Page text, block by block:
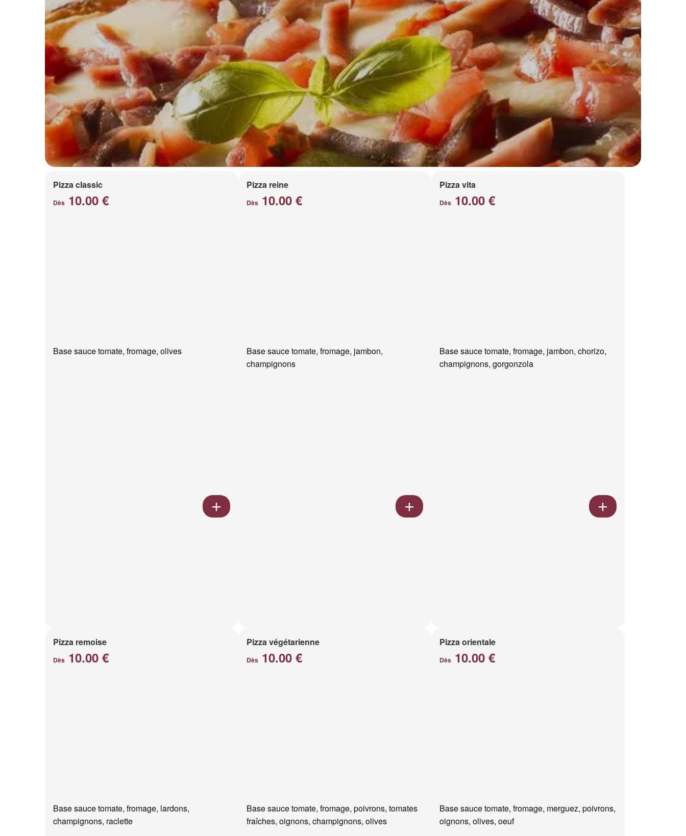
Pizza classic
Dès 10.00 €
Base sauce tomate, fromage, olives
Pizza reine
Dès10.00 €
Base sauce tomate, fromage, jambon,
champignons
Pizza vita
Dès 10.00 €
Base sauce tomate, fromage, jambon, chorizo,
champignons, gorgonzola
Pizza remoise
Dès 10.00 €
Base sauce tomate, fromage, lardons,
champignons, raclette
Pizza végétarienne
Dès10.00 €
Base sauce tomate, fromage, poivrons, tomates
fraîches, oignons, champignons, olives
Pizza orientale
Dès 10.00 €
Base sauce tomate, fromage, merguez, poivrons,
oignons, olives, oeuf